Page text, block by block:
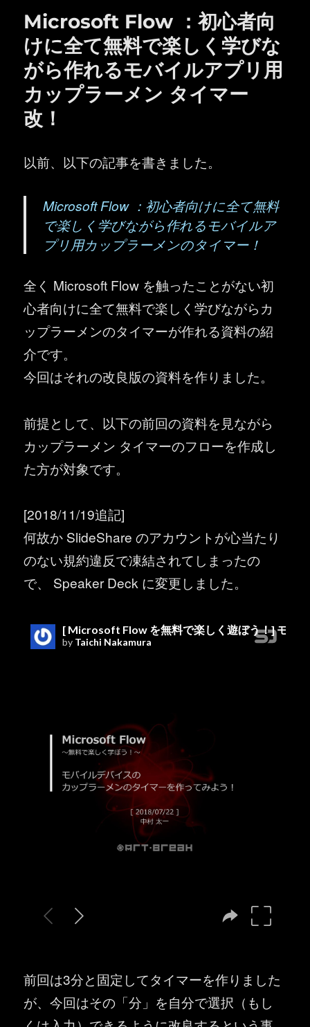
Microsoft Flow ：初心者向
けに全て無料で楽しく学びな
がら作れるモバイルアプリ用
カップラーメン タイマー
改！
以前、以下の記事を書きました。
Microsoft Flow ：初心者向けに全て無料
で楽しく学びながら作れるモバイルア
プリ用カップラーメンのタイマー！
全く Microsoft Flow を触ったことがない初
心者向けに全て無料で楽しく学びながらカ
ップラーメンのタイマーが作れる資料の紹
介です。
今回はそれの改良版の資料を作りました。
前提として、以下の前回の資料を見ながら
カップラーメン タイマーのフローを作成し
た方が対象です。
[2018/11/19追記]
何故か SlideShare のアカウントが心当たり
のない規約違反で凍結されてしまったの
で、 Speaker Deck に変更しました。
前回は3分と固定してタイマーを作りました
が、今回はその「分」を自分で選択（もし